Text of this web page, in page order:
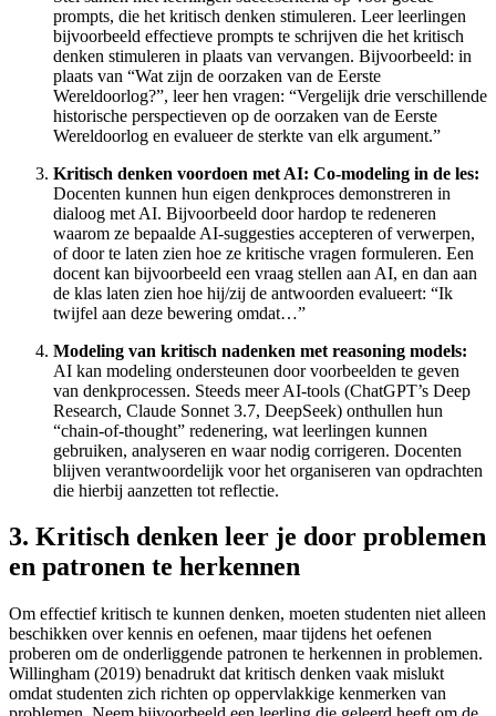
prompts, die het kritisch denken stimuleren. Leer leerlingen
bijvoorbeeld effectieve prompts te schrijven die het kritisch
denken stimuleren in plaats van vervangen. Bijvoorbeeld: in
plaats van “Wat zijn de oorzaken van de Eerste
Wereldoorlog?”, leer hen vragen: “Vergelijk drie verschillende
historische perspectieven op de oorzaken van de Eerste
Wereldoorlog en evalueer de sterkte van elk argument.”
Kritisch denken voordoen met AI: Co-modeling in de les:
Docenten kunnen hun eigen denkproces demonstreren in
dialoog met AI. Bijvoorbeeld door hardop te redeneren
waarom ze bepaalde AI-suggesties accepteren of verwerpen,
of door te laten zien hoe ze kritische vragen formuleren. Een
docent kan bijvoorbeeld een vraag stellen aan AI, en dan aan
de klas laten zien hoe hij/zij de antwoorden evalueert: “Ik
twijfel aan deze bewering omdat…”
Modeling van kritisch nadenken met reasoning models:
AI kan modeling ondersteunen door voorbeelden te geven
van denkprocessen. Steeds meer AI-tools (ChatGPT’s Deep
Research, Claude Sonnet 3.7, DeepSeek) onthullen hun
“chain-of-thought” redenering, wat leerlingen kunnen
gebruiken, analyseren en waar nodig corrigeren. Docenten
blijven verantwoordelijk voor het organiseren van opdrachten
die hierbij aanzetten tot reflectie.
3. Kritisch denken leer je door problemen
en patronen te herkennen
Om effectief kritisch te kunnen denken, moeten studenten niet alleen
beschikken over kennis en oefenen, maar tijdens het oefenen
proberen om de onderliggende patronen te herkennen in problemen.
Willingham (2019) benadrukt dat kritisch denken vaak mislukt
omdat studenten zich richten op oppervlakkige kenmerken van